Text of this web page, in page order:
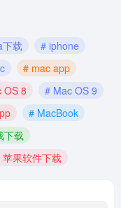
载
# iphone
# mac app
OS 8
# Mac OS 9
# MacBook
下载
苹果软件下载